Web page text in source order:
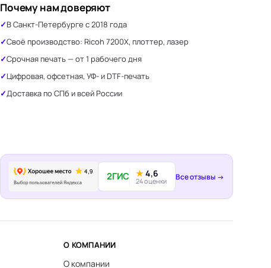
Почему нам доверяют
В Санкт-Петербурге с 2018 года
Своё производство: Ricoh 7200X, плоттер, лазер
Срочная печать — от 1 рабочего дня
Цифровая, офсетная, УФ- и DTF-печать
Доставка по СПб и всей России
2ГИС ★4,6
24 оценки Все отзывы →
О КОМПАНИИ
О компании